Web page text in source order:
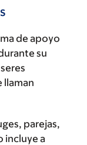
de apoyo
su
llaman
parejas,
incluye a